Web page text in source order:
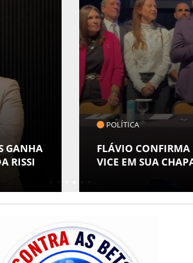
COMO
COTIDIANO
ESPECIAL EM
POVOS INDÍGENAS